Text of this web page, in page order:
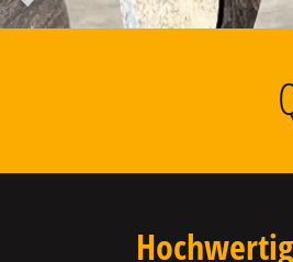
Vorheriger